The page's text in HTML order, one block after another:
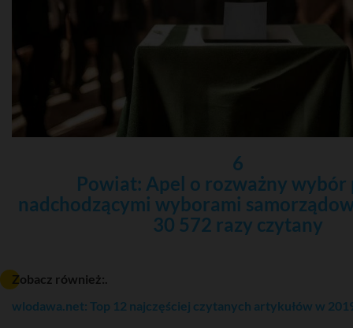
6
Powiat: Apel o rozważny wybór
nadchodzącymi wyborami
30 572 razy czytany
Zobacz również:.
wlodawa.net: Top 12 najczęściej czytanych artykułów w